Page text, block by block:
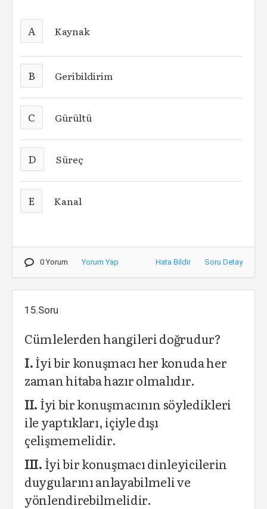
A Kaynak
B Geribildirim
C Gürültü
D Süreç
E Kanal
0 Yorum Yorum Yap Hata Bildir Soru Detay
15.Soru
Cümlelerden hangileri doğrudur?
I.İyi bir konuşmacı her konuda her
zaman hitaba hazır olmalıdır.
II. İyi bir konuşmacının söyledikleri
ile yaptıkları, içiyle dışı
çelişmemelidir.
III. İyi bir konuşmacı dinleyicilerin
duygularını anlayabilmeli ve
yönlendirebilmelidir.